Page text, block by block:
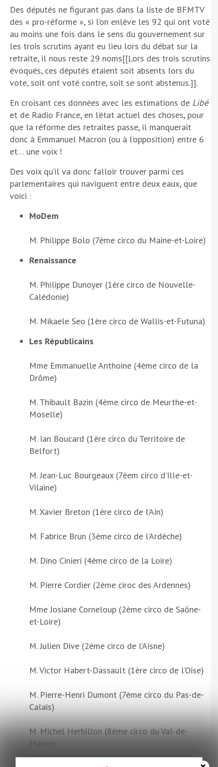
Des députés ne figurant pas dans la liste de BFMTV
des « pro-réforme », si l’on enlève les 92 qui ont voté
au moins une fois dans le sens du gouvernement sur
les trois scrutins ayant eu lieu lors du débat sur la
retraite, il nous reste 29 noms[[Lors des trois scrutins
évoqués, ces députés étaient soit absents lors du
vote, soit ont voté contre, soit se sont abstenus.]].
En croisant ces données avec les estimations de Libé
et de Radio France, en l’état actuel des choses, pour
que la réforme des retraites passe, il manquerait
donc à Emmanuel Macron (ou à l’opposition) entre 6
et… une voix !
Des voix qu’il va donc falloir trouver parmi ces
parlementaires qui naviguent entre deux eaux, que
voici :
MoDem
M. Philippe Bolo (7ème circo du Maine-et-Loire)
Renaissance
M. Philippe Dunoyer (1ère circo de Nouvelle-
Calédonie)
M. Mikaele Seo (1ère circo de Wallis-et-Futuna)
Les Républicains
Mme Emmanuelle Anthoine (4ème circo de la
Drôme)
M. Thibault Bazin (4ème circo de Meurthe-et-
Moselle)
M. Ian Boucard (1ère circo du Territoire de
Belfort)
M. Jean-Luc Bourgeaux (7èem circo d’Ille-et-
Vilaine)
M. Xavier Breton (1ère circo de l’Ain)
M. Fabrice Brun (3ème circo de l’Ardèche)
M. Dino Cinieri (4ème circo de la Loire)
M. Pierre Cordier (2ème ciroc des Ardennes)
Mme Josiane Corneloup (2ème circo de Saône-
et-Loire)
M. Julien Dive (2ème circo de l’Aisne)
M. Victor Habert-Dassault (1ère circo de l’Oise)
M. Pierre-Henri Dumont (7ème circo du Pas-de-
Calais)
M. Michel Herbillon (8ème circo du Val-de-
Marne)